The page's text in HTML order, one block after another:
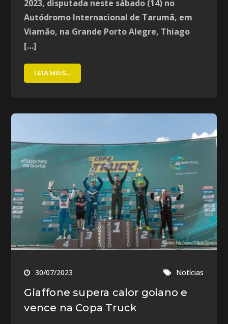
2023, disputada neste sábado (14) no
Autódromo Internacional de Tarumã, em
Viamão, na Grande Porto Alegre, Thiago
[…]
LEIA MAIS...
30/07/2023 Notícias
Giaffone supera calor goiano e
vence na Copa Truck